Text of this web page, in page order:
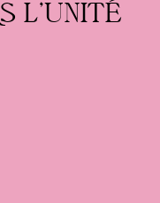
L'UNITÉ